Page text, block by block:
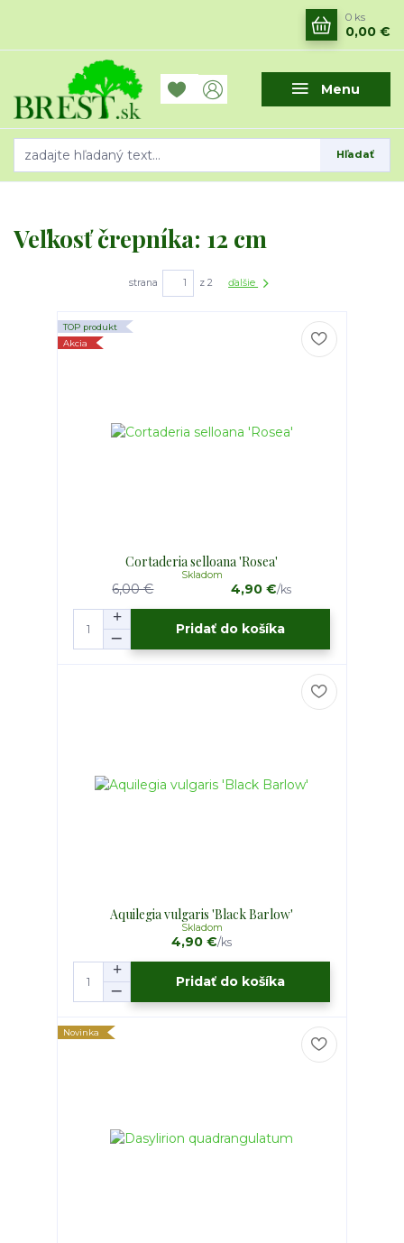
Menu
Hľadať
0 ks
0,00 €
Veľkosť črepníka: 12 cm
strana z 2 ďalšie
TOP produkt
Akcia
Cortaderia selloana 'Rosea'
6,00 € 4,90 €/ks
Skladom
Pridať do košíka
Aquilegia vulgaris 'Black Barlow'
4,90 €/ks
Skladom
Pridať do košíka
Novinka